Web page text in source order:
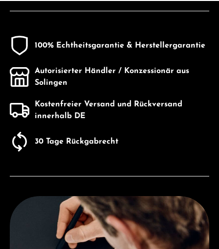
100% Echtheitsgarantie & Herstellergarantie
Autorisierter Händler / Konzessionär aus
Solingen
Kostenfreier Versand und Rückversand
innerhalb DE
30 Tage Rückgabrecht
Entdecken Sie Victorinox Uhren